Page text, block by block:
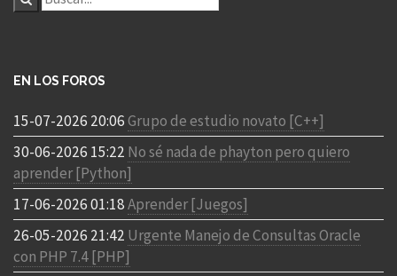
EN LOS FOROS
15-07-2026 20:06Grupo de estudio novato [C++]
30-06-2026 15:22 No sé nada de phayton pero quiero
aprender [Python]
17-06-2026 01:18Aprender [Juegos]
26-05-2026 21:42 Urgente Manejo de Consultas Oracle
con PHP 7.4 [PHP]